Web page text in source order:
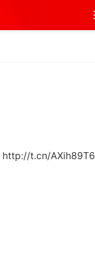
http://t.cn/AXih89T6